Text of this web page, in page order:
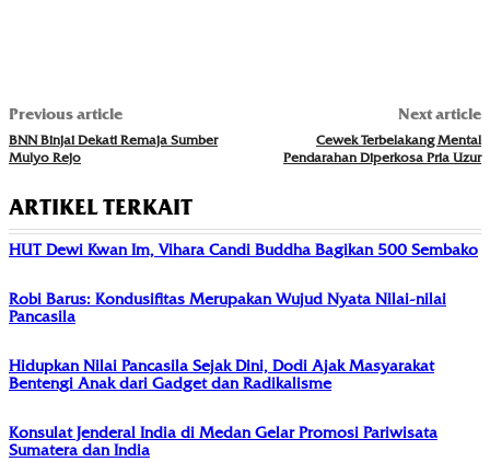
Previous article
BNN Binjai Dekati Remaja Sumber
Mulyo Rejo
Next article
Cewek Terbelakang Mental
Pendarahan Diperkosa Pria Uzur
ARTIKEL TERKAIT
HUT Dewi Kwan Im, Vihara Candi Buddha Bagikan 500 Sembako
Robi Barus: Kondusifitas Merupakan Wujud Nyata Nilai-nilai
Pancasila
Hidupkan Nilai Pancasila Sejak Dini, Dodi Ajak Masyarakat
Bentengi Anak dari Gadget dan Radikalisme
Konsulat Jenderal India di Medan Gelar Promosi Pariwisata
Sumatera dan India